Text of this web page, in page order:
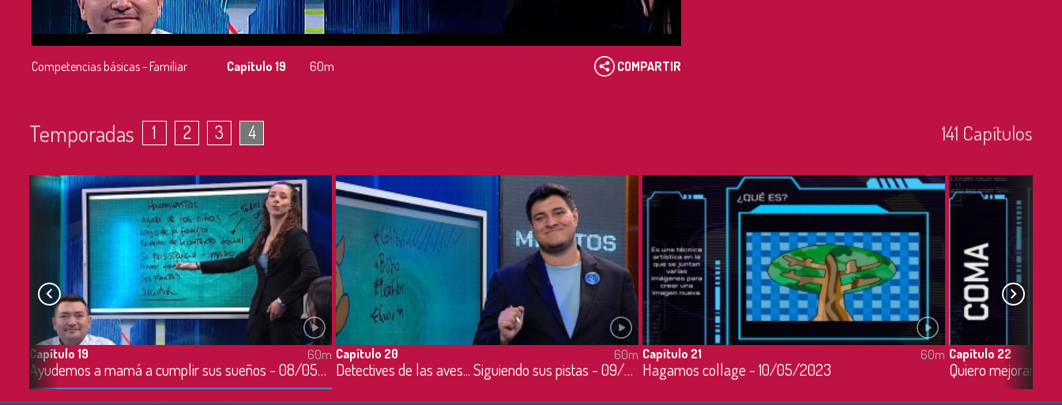
Competencias básicas - Familiar Capítulo 19 60m COMPARTIR
Temporadas 1 2 3 4 141 Capí­tulos
Capítulo 19
Ayudemos a mamá a cumplir sus sueños - 08/05/2023
60m Capítulo 20
Detectives de las aves... Siguiendo sus pistas - 09/05/2023
60m Capítulo 21
Hagamos collage - 10/05/2023
60m Capítulo 22
Quiero mejorar mi